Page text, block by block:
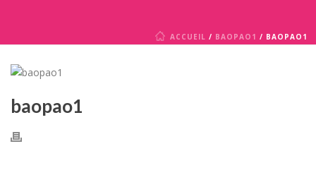
ACCUEIL / BAOPAO1 / BAOPAO1
baopao1